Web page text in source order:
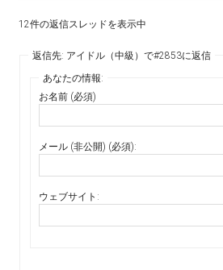
12件の返信スレッドを表示中
返信先: アイドル（中級）で#2853に返信
あなたの情報:
お名前 (必須)
メール (非公開) (必須):
ウェブサイト: